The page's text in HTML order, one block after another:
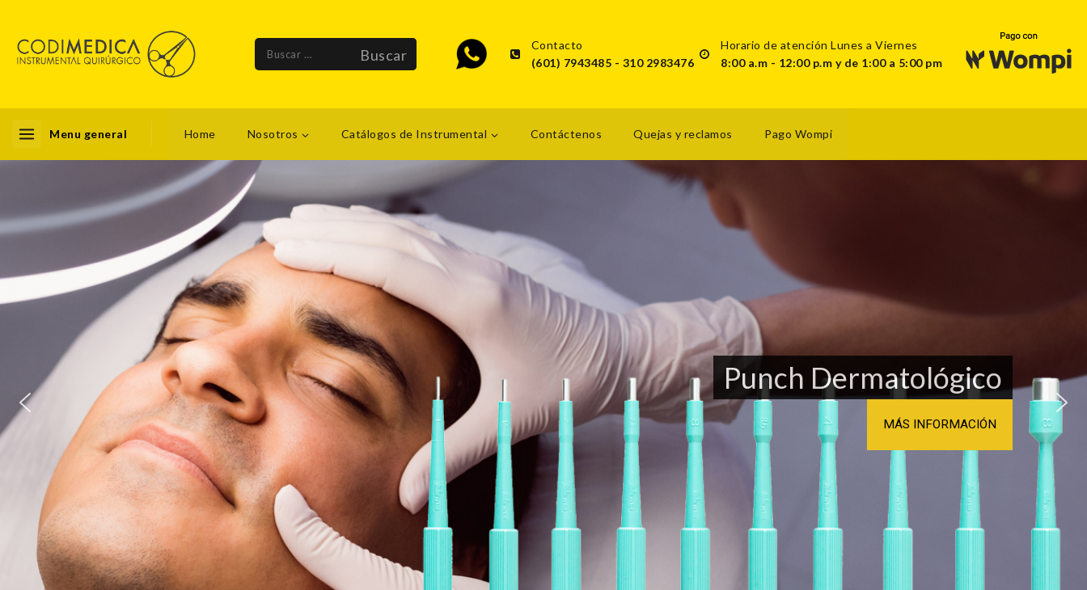
Contacto
(601) 7943485 - 310 2983476
Horario de atención Lunes a Viernes
8:00 a.m - 12:00 p.m y de 1:00 a 5:00 pm
Menu general Home Nosotros Catálogos de Instrumental Contáctenos Quejas y reclamos Pago Wompi
Punch Dermatológico
MÁS INFORMACIÓN